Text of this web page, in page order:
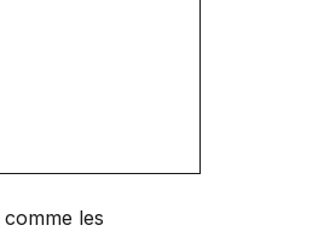
comme les